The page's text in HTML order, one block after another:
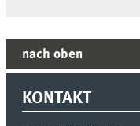
nach oben
KONTAKT